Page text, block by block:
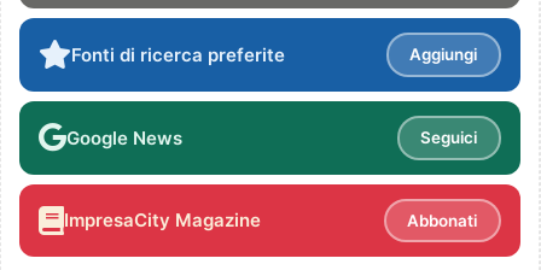
Fonti di ricerca preferite Aggiungi
Google News Seguici
ImpresaCity Magazine Abbonati